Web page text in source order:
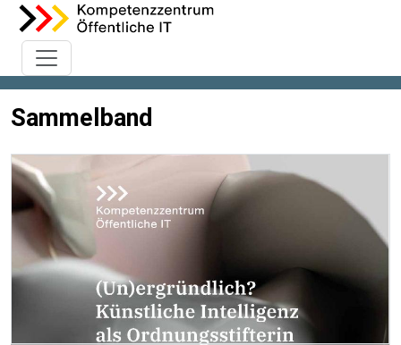
Sammelband